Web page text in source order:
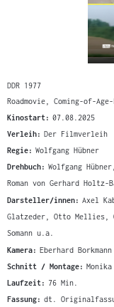
DDR 1977
Roadmovie, Coming-of-
Kinostart: 07.08.2025
Verleih: Der Filmverleih
Regie: Wolfgang Hübner
Drehbuch: Wolfgang
Roman von Gerhard Holtz-
Darsteller/innen: Axel
Glatzeder, Otto Mellies,
Somann u.a.
Kamera: Eberhard Borkmann
Schnitt / Montage:
Laufzeit: 76 Min.
Fassung: dt.